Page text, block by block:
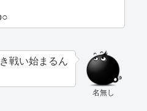
名無し
戦い始まるん